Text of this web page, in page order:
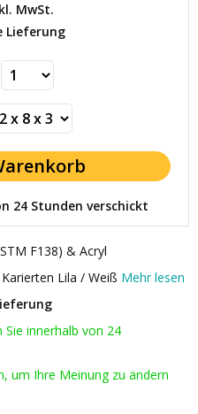
MwSt.
Lieferung
24 Stunden verschickt
F138) & Acryl
Lila / Weiß Mehr lesen
innerhalb von 24
um Ihre Meinung zu ändern